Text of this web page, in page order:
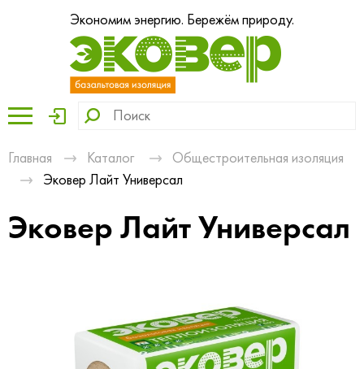
Экономим энергию. Бережём природу.
Главная Каталог
Общестроительная изоляция
Эковер Лайт Универсал
Эковер Лайт Универсал